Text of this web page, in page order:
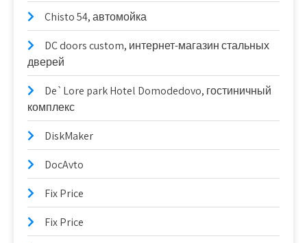
Chisto 54, автомойка
DC doors custom, интернет-магазин стальных
дверей
De`Lore park Hotel Domodedovo, гостиничный
комплекс
DiskMaker
DocAvto
Fix Price
Fix Price